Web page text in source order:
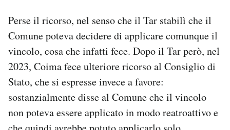
Perse il ricorso, nel senso che il Tar stabilì che il
Comune poteva decidere di applicare comunque il
vincolo, cosa che infatti fece. Dopo il Tar però, nel
2023, Coima fece ulteriore ricorso al Consiglio di
Stato, che si espresse invece a favore:
sostanzialmente disse al Comune che il vincolo
non poteva essere applicato in modo reatroattivo e